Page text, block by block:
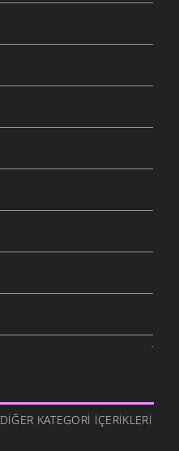
DIĞER KATEGORI İÇERIKLERI